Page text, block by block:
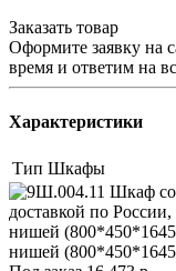
Заказать товар
Оформите заявку на
время и ответим на
Характеристики
Тип Шкафы